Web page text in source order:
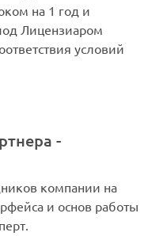
на 1 год и
Лицензиаром
условий
-
компании на
и основ работы